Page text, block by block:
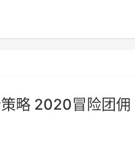
略 2020冒险团佣